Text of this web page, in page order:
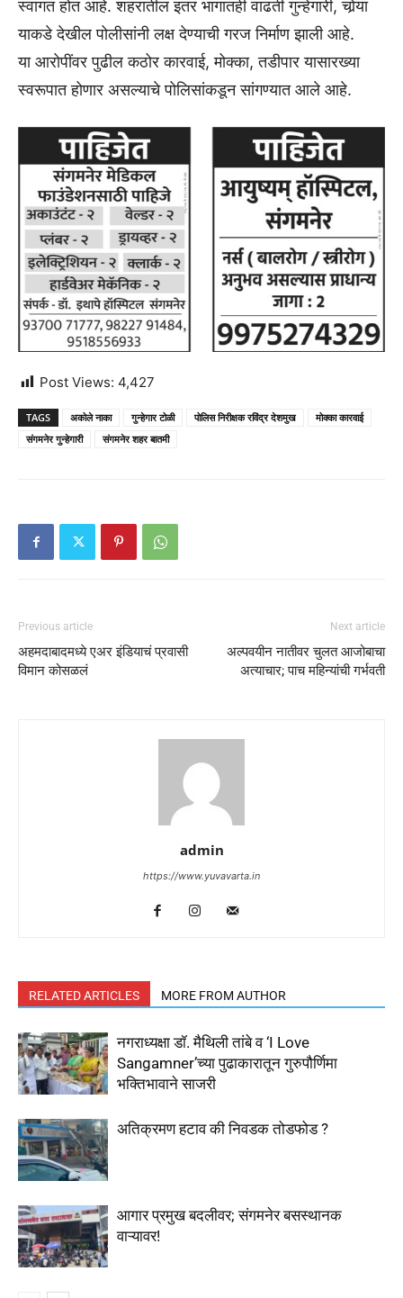
स्वागत होत आहे. शहरातील इतर भागातही वाढती गुन्हेगारी, चोर्‍या
याकडे देखील पोलीसांनी लक्ष देण्याची गरज निर्माण झाली आहे.
या आरोपींवर पुढील कठोर कारवाई, मोक्का, तडीपार यासारख्या
स्वरूपात होणार असल्याचे पोलिसांकडून सांगण्यात आले आहे.
Post Views: 4,427
TAGS अकोले नाका गुन्हेगार टोळी पोलिस निरीक्षक रविंद्र देशमुख
मोक्का कारवाई
संगमनेर गुन्हेगारी
संगमनेर शहर बातमी
Previous article
अहमदाबादमध्ये एअर इंडियाचं प्रवासी
विमान कोसळलं
Next article
अल्पवयीन नातीवर चुलत आजोबाचा
अत्याचार; पाच महिन्यांची गर्भवती
admin
https://www.yuvavarta.in
RELATED ARTICLES MORE FROM AUTHOR
नगराध्यक्षा डॉ. मैथिली तांबे व ‘I Love
Sangamner’च्या पुढाकारातून गुरुपौर्णिमा
भक्तिभावाने साजरी
अतिक्रमण हटाव की निवडक तोडफोड ?
आगार प्रमुख बदलीवर; संगमनेर बसस्थानक
वाऱ्यावर!